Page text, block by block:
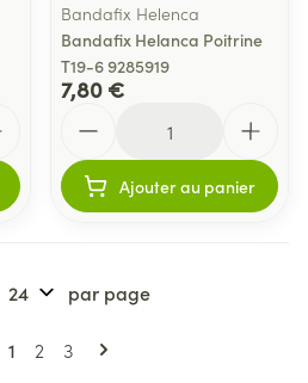
Bandafix Helenca
Bandafix Helanca Poitrine
T19-6 9285919
7,80 €
Ajouter au panier
Pages
Vous lisez actuellement la page
1 Page
2 Page
3
par page